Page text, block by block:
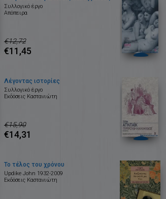
Συλλογικό έργο
Απόπειρα
€12,72
€11,45
Λέγοντας ιστορίες
Συλλογικό έργο
Εκδόσεις Καστανιώτη
€15,90
€14,31
Το τέλος του χρόνου
Updike John 1932-2009
Εκδόσεις Καστανιώτη